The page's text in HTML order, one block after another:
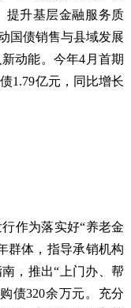
提升基层金融服务质
国债销售与县域发展
动能。今年4月首期
1.79亿元，同比增长
作为落实好“养老金
群体，指导承销机构
，推出“上门办、帮
债320余万元。充分